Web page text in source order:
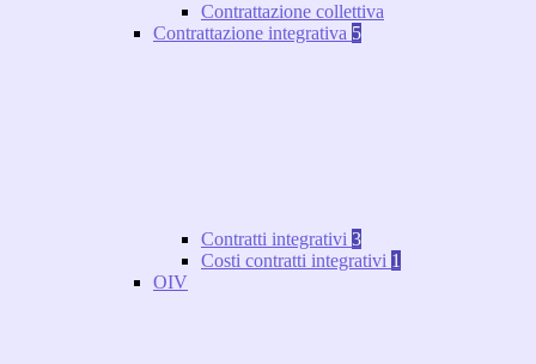
Contrattazione collettiva
Contrattazione integrativa 5
Contratti integrativi 3
Costi contratti integrativi 1
OIV